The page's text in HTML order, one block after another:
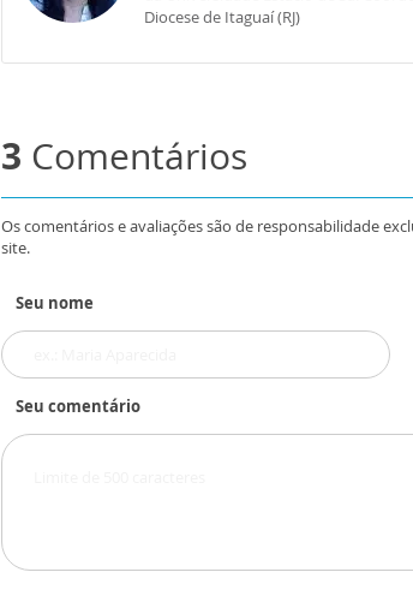
Diocese de Itaguaí (RJ)
3 Comentários
Os comentários e avaliações são de responsabilidade
site.
Seu nome
Seu comentário